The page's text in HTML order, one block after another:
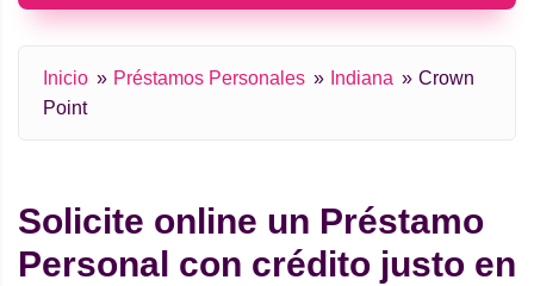
Inicio Préstamos Personales Indiana
Crown
Point
Solicite online un Préstamo
Personal con crédito justo en